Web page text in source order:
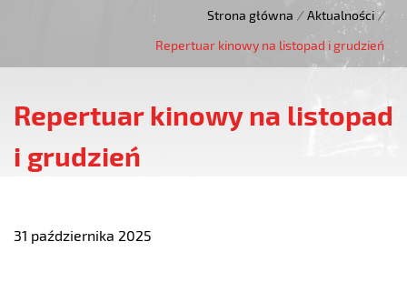
Strona główna / Aktualności /
Repertuar kinowy na listopad i grudzień
Repertuar kinowy na listopad
i grudzień
31 października 2025